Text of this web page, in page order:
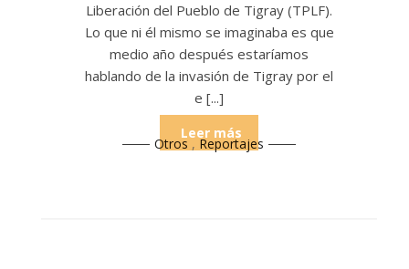
Liberación del Pueblo de Tigray (TPLF).
Lo que ni él mismo se imaginaba es que
medio año después estaríamos
hablando de la invasión de Tigray por el
e [...]
Leer más
Otros , Reportajes